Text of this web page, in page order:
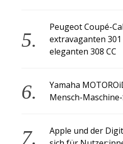
Peugeot Coupé-
extravaganten 301
eleganten 308 CC
Yamaha
Mensch-
Apple und der